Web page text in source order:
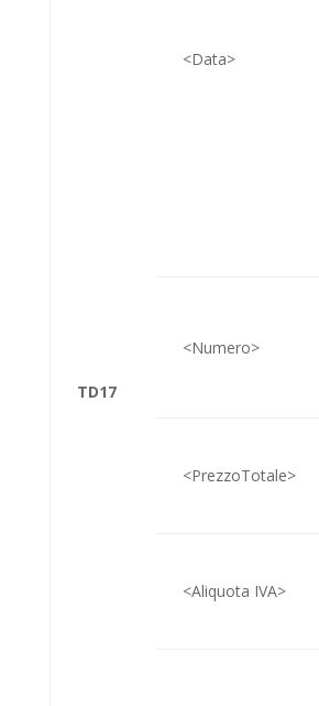
TD17
<Data>
<Numero>
<PrezzoTotale>
<Aliquota IVA>